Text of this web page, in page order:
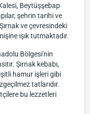
Beytüşşebap
şehrin tarihi ve
ve çevresindeki
ışık tutmaktadır.
Bölgesi'nin
Şırnak kebabı,
hamur işleri gibi
tatlarıdır.
bu lezzetleri